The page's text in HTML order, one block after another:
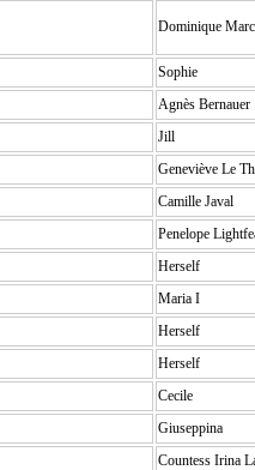
Dominique
Sophie
Agnès Bernauer
Jill
Geneviève Le
Camille Javal
Penelope
Herself
Maria I
Herself
Herself
Cecile
Giuseppina
Countess Irina